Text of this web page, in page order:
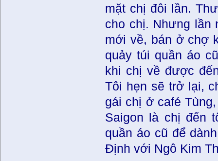
mặt chị đôi lần.
cho chị. Nhưng lần
mới về, bán ở chợ
quảy túi quần áo
khi chị về được
Tôi hẹn sẽ trở lại,
gái chị ở café
Saigon là chị đến
quần áo cũ để
Định với Ngô Kim